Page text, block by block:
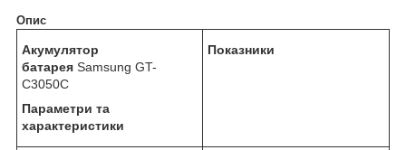
Опис
Акумулятор
батарея Samsung GT-
C3050C
Параметри та
характеристики
Показники